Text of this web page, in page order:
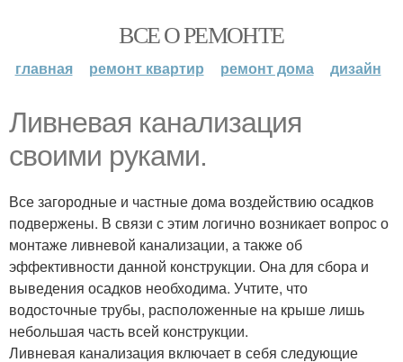
ВСЕ О РЕМОНТЕ
главная ремонт квартир ремонт дома дизайн
Ливневая канализация
своими руками.
Все загородные и частные дома воздействию осадков
подвержены. В связи с этим логично возникает вопрос о
монтаже ливневой канализации, а также об
эффективности данной конструкции. Она для сбора и
выведения осадков необходима. Учтите, что
водосточные трубы, расположенные на крыше лишь
небольшая часть всей конструкции.
Ливневая канализация включает в себя следующие